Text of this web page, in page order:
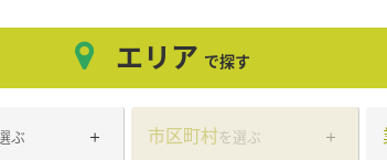
エリア で探す
ぶ 市区町村を選ぶ